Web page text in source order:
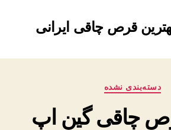
قرص چاقی ایرانی
دسته‌ها
دسته‌بندی نشده
چاقی گین اپ